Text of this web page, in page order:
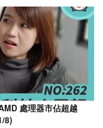
處理器市佔超越
8)